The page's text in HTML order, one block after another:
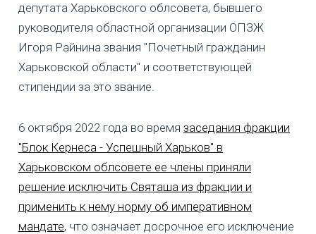
депутата Харьковского облсовета, бывшего
руководителя областной организации ОПЗЖ
Игоря Райнина звания "Почетный гражданин
Харьковской области" и соответствующей
стипендии за это звание.
6 октября 2022 года во время заседания фракции
"Блок Кернеса - Успешный Харьков" в
Харьковском облсовете ее члены приняли
решение исключить Святаша из фракции и
применить к нему норму об императивном
мандате, что означает досрочное его исключение